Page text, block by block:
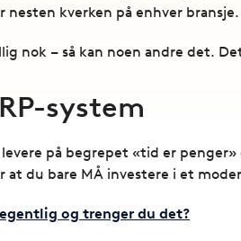
kverken på enhver bransje.
nok – så kan noen andre det.
system
på begrepet «tid er
at du bare MÅ investere i et
og trenger du det?